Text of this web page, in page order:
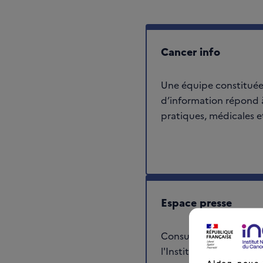
Cancer info
Une équipe
d’information répond
pratiques, médicales
Espace presse
Consultez les
l'Institut et retrouvez